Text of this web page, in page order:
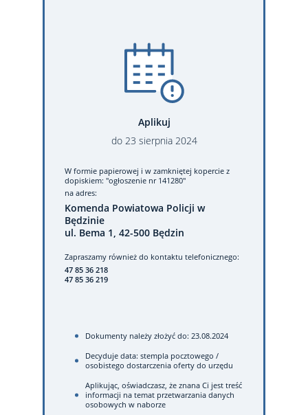
Aplikuj
do 23 sierpnia 2024
W formie papierowej i w zamkniętej kopercie z
dopiskiem: "ogłoszenie nr 141280"
na adres:
Komenda Powiatowa Policji w
Będzinie
ul. Bema 1, 42-500 Będzin
Zapraszamy również do kontaktu telefonicznego:
47 85 36 218
47 85 36 219
Dokumenty należy złożyć do: 23.08.2024
Decyduje data: stempla pocztowego /
osobistego dostarczenia oferty do urzędu
Aplikując, oświadczasz, że znana Ci jest treść
informacji na temat przetwarzania danych
osobowych w naborze